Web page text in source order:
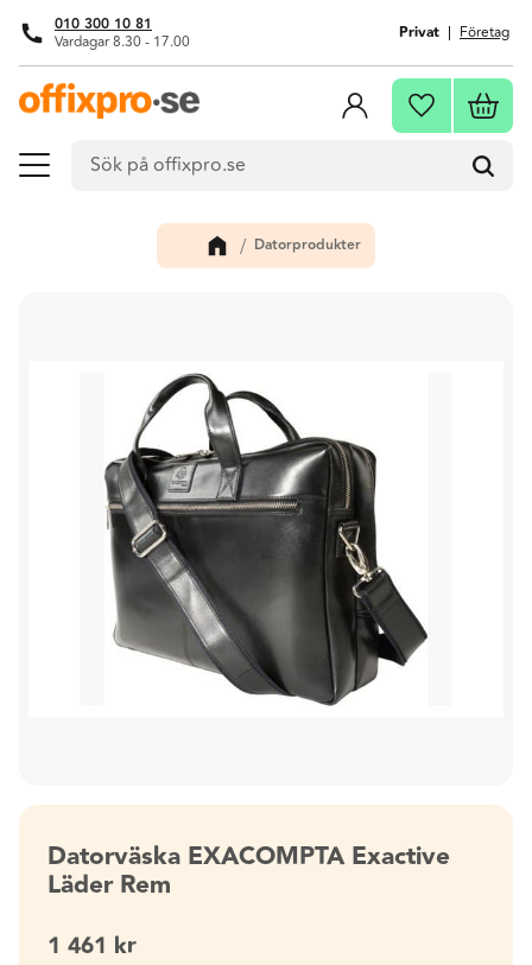
Meny
010 300 10 81
Vardagar 8.30 - 17.00 Privat Företag
Favoriter
Datorprodukter
Datorväska EXACOMPTA Exactive
Läder Rem
1 461 kr